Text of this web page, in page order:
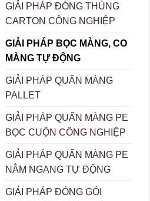
GIẢI PHÁP ĐÓNG THÙNG
CARTON CÔNG NGHIỆP
GIẢI PHÁP BỌC MÀNG, CO
MÀNG TỰ ĐỘNG
GIẢI PHÁP QUẤN MÀNG
PALLET
GIẢI PHÁP QUẤN MÀNG PE
BỌC CUỘN CÔNG NGHIỆP
GIẢI PHÁP QUẤN MÀNG PE
NẰM NGANG TỰ ĐỘNG
GIẢI PHÁP ĐÓNG GÓI